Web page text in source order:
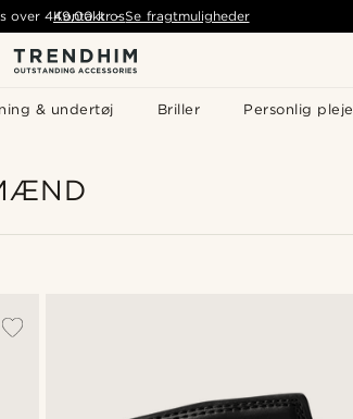
& undertøj Briller Personlig pleje
over 449,00 kr - Se fragtmuligheder
Kontakt os